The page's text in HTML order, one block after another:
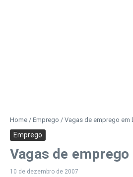
Home / Emprego / Vagas de emprego em
Emprego
Vagas de emprego
10 de dezembro de 2007